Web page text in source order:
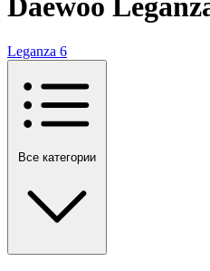
Leganza 6
Все категории